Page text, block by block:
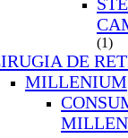
(1)
DE
MILLENIUM